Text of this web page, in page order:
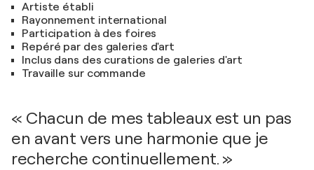
Artiste établi
Rayonnement international
Participation à des foires
Repéré par des galeries d'art
Inclus dans des curations de galeries d'art
Travaille sur commande
« Chacun de mes tableaux est un pas
en avant vers une harmonie que je
recherche continuellement. »